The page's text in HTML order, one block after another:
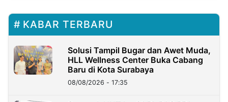
KABAR TERBARU
Solusi Tampil Bugar dan Awet Muda,
HLL Wellness Center Buka Cabang
Baru di Kota Surabaya
08/08/2026 - 17:35